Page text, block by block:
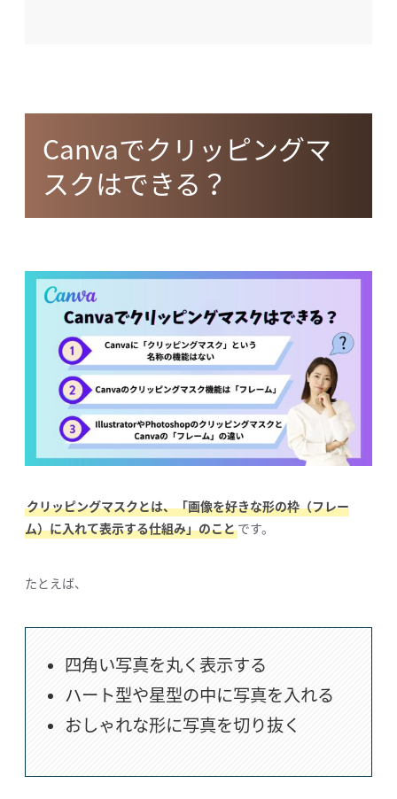
Canvaでクリッピングマ
スクはできる？
クリッピングマスクとは、「画像を好きな形の枠（フレー
ム）に入れて表示する仕組み」のことです。
たとえば、
四角い写真を丸く表示する
ハート型や星型の中に写真を入れる
おしゃれな形に写真を切り抜く